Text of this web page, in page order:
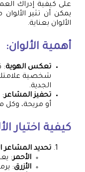
على كيفية إدراك
يمكن أن تثير
الألوان بعناية.
أهمية الألوان:
تعكس الهوية:
شخصية علامتك
الجدية.
تحفيز المشاعر:
أو مريحة، وكل
كيفية اختيار
تحديد المشاعر
الأحمر:
الأزرق: